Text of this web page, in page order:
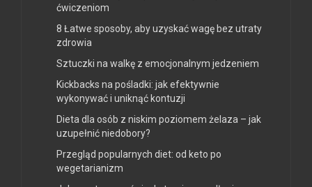
ćwiczeniom
8 Łatwe sposoby, aby uzyskać wagę bez utraty
zdrowia
Sztuczki na walkę z emocjonalnym jedzeniem
Kickbacks na pośladki: jak efektywnie
wykonywać i uniknąć kontuzji
Dieta dla osób z niskim poziomem żelaza – jak
uzupełnić niedobory?
Przegląd popularnych diet: od keto po
wegetarianizm